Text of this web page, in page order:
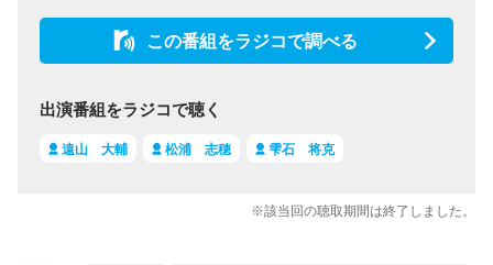
この番組をラジコで調べる
出演番組をラジコで聴く
遠山 大輔 松浦 志穂 雫石 将克
※該当回の聴取期間は終了しました。